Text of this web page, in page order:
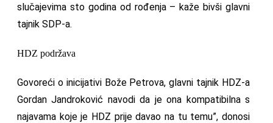
slučajevima sto godina od rođenja – kaže bivši glavni
tajnik SDP-a.
HDZ podržava
Govoreći o inicijativi Bože Petrova, glavni tajnik HDZ-a
Gordan Jandroković navodi da je ona kompatibilna s
najavama koje je HDZ prije davao na tu temu”, donosi